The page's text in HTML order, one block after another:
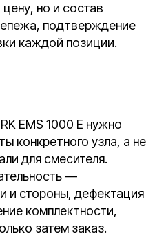
но и состав
подтверждение
каждой позиции.
EMS 1000 E нужно
конкретного узла, а не
для смесителя.
—
и стороны, дефектация
комплектности,
затем заказ.